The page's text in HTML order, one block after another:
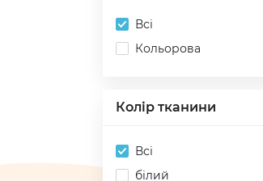
Всі
Кольорова
Колір тканини
Всі
білий